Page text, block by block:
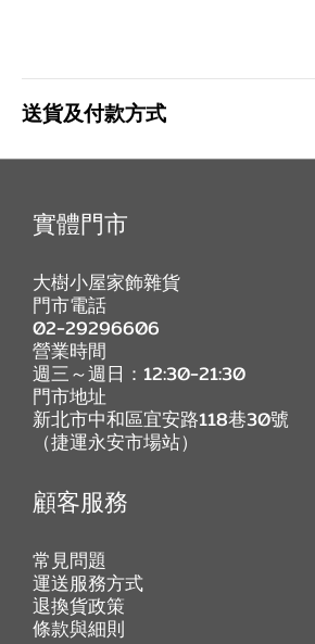
送貨及付款方式
實體門市
大樹小屋家飾雜貨
門市電話
02-29296606
營業時間
週三～週日：12:30-21:30
門市地址
新北市中和區宜安路118巷30號
（捷運永安市場站）
顧客服務
常見問題
運送服務方式
退換貨政策
條款與細則